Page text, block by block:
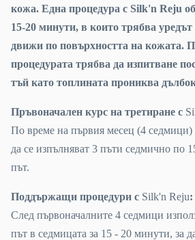
кожа. Една процедура с Silk'n Reju
15-20 минути, в които трябва
движи по повърхността на кожата.
процедурата трябва да изпитване
тъй като топлината прониква
Пръвоначален курс на третиране с
По време на първия месец (4 седмици)
да се изпълняват 3 пъти седмично по
път.
Поддържащи процедури с Silk'n Reju:
След първоначалните 4 седмици
път в седмицата за 15 - 20 минути, за